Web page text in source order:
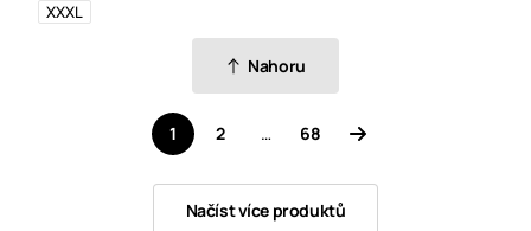
XXXL
Nahoru
1 2 … 68
Načíst více produktů